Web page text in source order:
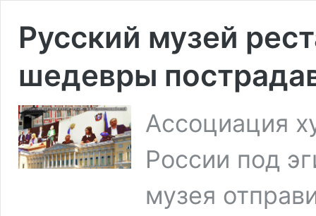
Русский музей
шедевры
Ассоциация
России под
музея